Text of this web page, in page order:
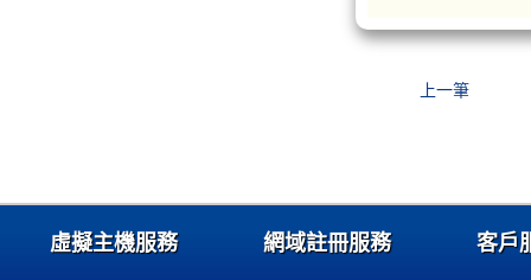
上一筆
虛擬主機服務 網域註冊服務 客戶